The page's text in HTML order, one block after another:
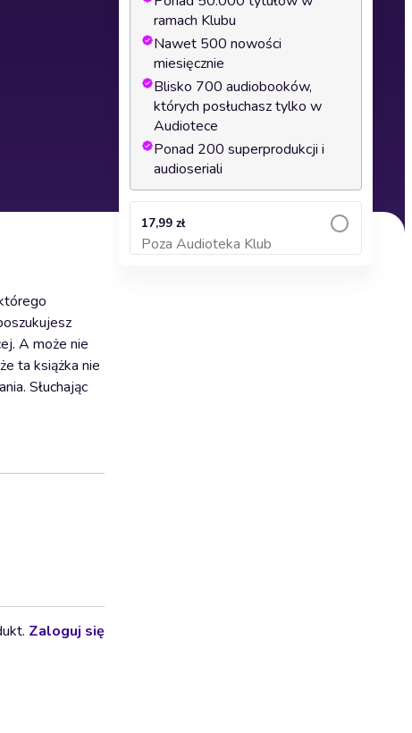
A może nie
ta książka nie
Słuchając
Zaloguj się
ramach Klubu
Nawet 500 nowości
miesięcznie
Blisko 700 audiobooków,
których posłuchasz tylko w
Audiotece
Ponad 200 superprodukcji i
audioseriali
17,99 zł
Poza Audioteka Klub
Dodaj do koszyka